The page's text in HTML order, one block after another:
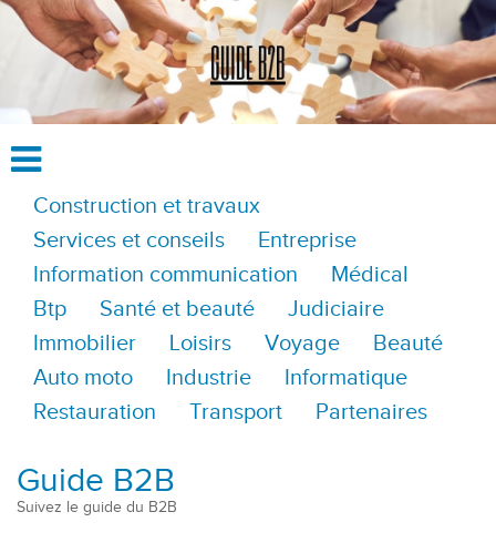
Construction et travaux
Services et conseils
Entreprise
Information communication
Médical
Btp
Santé et beauté
Judiciaire
Immobilier
Loisirs Voyage
Beauté
Auto moto
Industrie
Informatique
Restauration
Transport Partenaires
Guide B2B
Suivez le guide du B2B